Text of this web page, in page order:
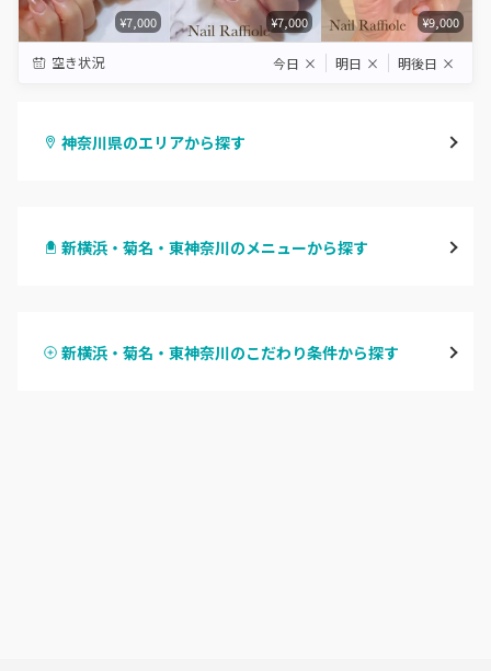
¥7,000 ¥7,000 ¥9,000
空き状況 今日 × 明日 × 明後日 ×
神奈川県のエリアから探す
川崎
新横浜・菊名・東神奈川のメニューから探す
ハンドスカルプ
新横浜・菊名・東神奈川のこだわり条件から探す